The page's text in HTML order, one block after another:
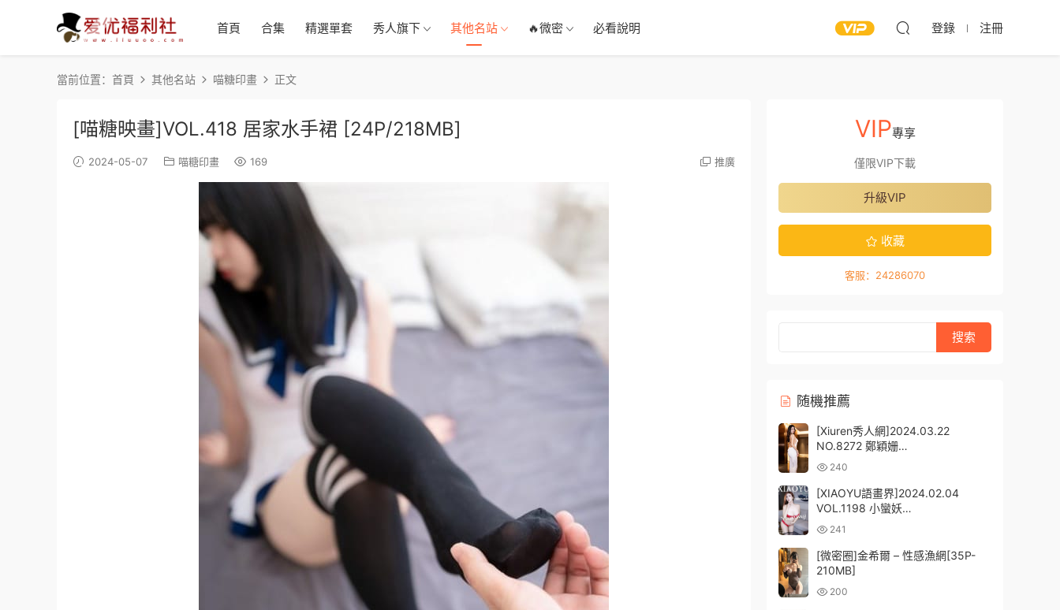
首頁 合集 精選單套 秀人旗下 其他名站 🔥微密 必看說明 登錄 注冊
當前位置： 首頁 其他名站 喵糖印畫 正文
[喵糖映畫]VOL.418 居家水手裙 [24P/218MB]
2024-05-07 喵糖印畫 169 推廣
VIP專享
僅限VIP下載
升級VIP
收藏
客服：24286070
随機推薦
[Xiuren秀人網]2024.03.22
NO.8272 鄭穎姗
Bev[85+1P/620MB]
240
[XIAOYU語畫界]2024.02.04
VOL.1198 小蠻妖
Yummy[82+1P/692MB]
241
[微密圈]金希爾 – 性感漁網[35P-
210MB]
200